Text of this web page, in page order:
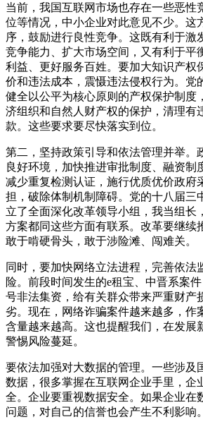
当前，我国互联网市场也存在一些恶性
位等情况，中小企业对此意见不少。这
序，鼓励进行良性竞争。这既有利于激
竞争能力、扩大市场空间，又有利于平
利益、更好服务百姓。要加大知识产权
价和违法成本，震慑违法侵权行为。党
健全以公平为核心原则的产权保护制度
济组织和自然人财产权的保护，清理有
款。这些要求要尽快落实到位。
第二，坚持政策引导和依法管理并举。
良好环境，加快推进审批制度、融资制
减少重复检测认证，施行优质优价政府
担，破除体制机制障碍。党的十八届三
立了全面深化改革领导小组，我当组长
方案都同这些方面有联系。改革要继续
敢于啃硬骨头，敢于涉险滩、闯难关。
同时，要加快网络立法进程，完善依法
险。前段时间发生的e租宝、中晋系案
号非法集资，给有关群众带来严重财产
劣。现在，网络诈骗案件越来越多，作
含量越来越高。这也提醒我们，在发展
警惕风险蔓延。
要依法加强对大数据的管理。一些涉及
数据，很多掌握在互联网企业手里，企
全。企业要重视数据安全。如果企业在
问题，对自己的信誉也会产生不利影响。